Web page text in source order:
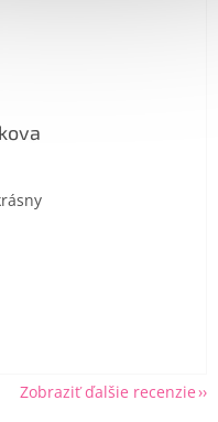
5 z 5 hviezdičiek.
5 z 5 hviezdičiek.
5 z 5 hviezdičiek.
Zobraziť ďalšie recenzie